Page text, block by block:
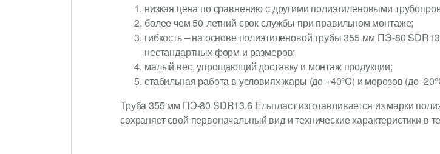
низкая цена по сравнению с другими полиэтиленовыми
более чем 50-летний срок службы при правильном монтаже;
гибкость – на основе полиэтиленовой трубы 355 мм ПЭ-80
нестандартных форм и размеров;
малый вес, упрощающий доставку и монтаж продукции;
стабильная работа в условиях жары (до +40°C) и морозов (до -
Труба 355 мм ПЭ-80 SDR13.6 Ельпласт изготавливается из марки
сохраняет свой первоначальный вид и технические характеристики в